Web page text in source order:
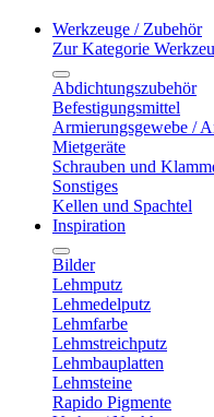
Werkzeuge / Zubehör
Zur Kategorie
Abdichtungszubehör
Befestigungsmittel
Armierungsgewebe /
Mietgeräte
Schrauben und
Sonstiges
Kellen und Spachtel
Inspiration
Bilder
Lehmputz
Lehmedelputz
Lehmfarbe
Lehmstreichputz
Lehmbauplatten
Lehmsteine
Rapido Pigmente